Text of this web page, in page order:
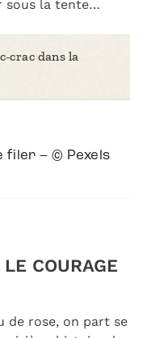
sous la tente…
crac dans la
COURAGE
de rose, on part se